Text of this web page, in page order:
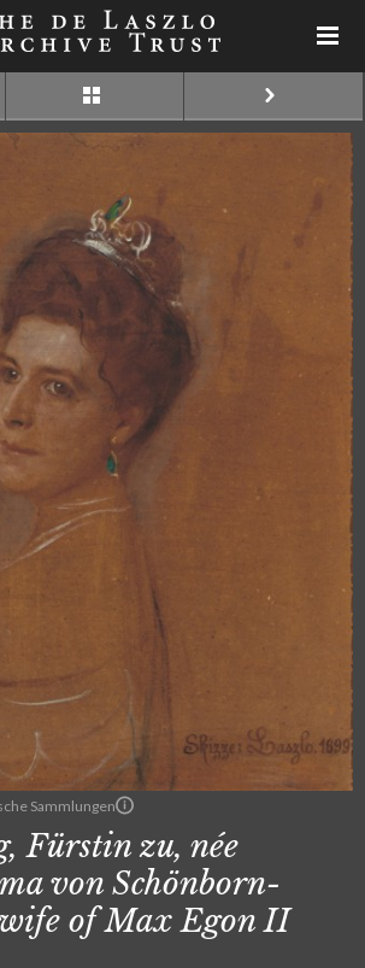
Sammlungen
Fürstin zu, née
von Schönborn-
of Max Egon II